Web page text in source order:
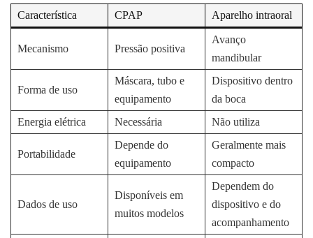
Característica CPAP Aparelho intraoral
Mecanismo Pressão positiva
Avanço
mandibular
Forma de uso
Máscara, tubo e
equipamento
Dispositivo dentro
da boca
Energia elétrica
Necessária Não utiliza
Portabilidade
Depende do
equipamento
Geralmente mais
compacto
Dados de uso
Disponíveis em
muitos modelos
Dependem do
dispositivo e do
acompanhamento